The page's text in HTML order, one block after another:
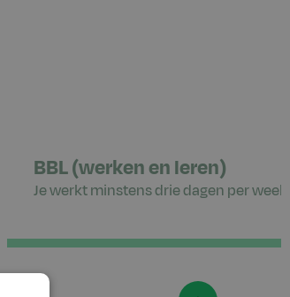
BBL (werken en leren)
Je werkt minstens drie dagen per